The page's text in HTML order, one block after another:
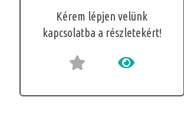
Kérem lépjen velünk
kapcsolatba a részletekért!